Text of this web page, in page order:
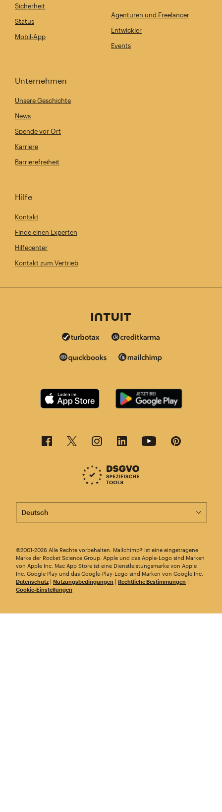
Sicherheit
Status
Mobil-App
Agenturen und Freelancer
Entwickler
Events
Unternehmen
Unsere Geschichte
News
Spende vor Ort
Karriere
Barrierefreiheit
Hilfe
Kontakt
Finde einen Experten
Hilfecenter
Kontakt zum Vertrieb
Diese Seite ist jetzt auch in anderen Sprachen
©2001-2026 Alle Rechte vorbehalten. Mailchimp® ist eine eingetragene
Marke der Rocket Science Group. Apple und das Apple-Logo sind Marken
von Apple Inc. Mac App Store ist eine Dienstleistungsmarke von Apple
Inc. Google Play und das Google-Play-Logo sind Marken von Google Inc.
Datenschutz| Nutzungsbedingungen | Rechtliche Bestimmungen |
Cookie-Einstellungen